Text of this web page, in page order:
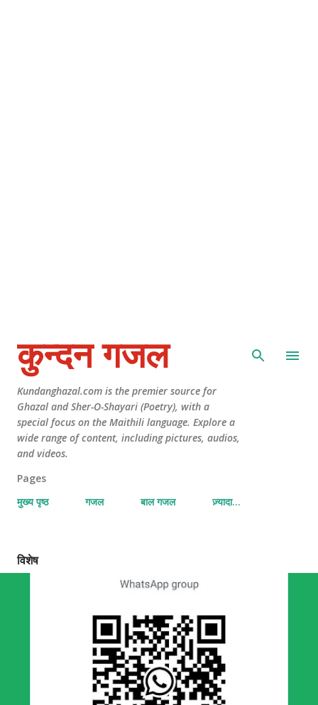
कुन्दन गजल
Kundanghazal.com is the premier source for
Ghazal and Sher-O-Shayari (Poetry), with a
special focus on the Maithili language. Explore a
wide range of content, including pictures, audios,
and videos.
Pages
मुख्य पृष्ठ
गजल बाल गजल ज़्यादा…
विशेष